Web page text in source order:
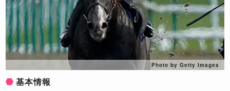
Photo by Getty Images
基本情報